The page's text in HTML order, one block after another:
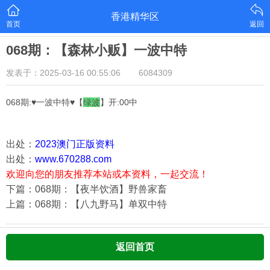
首页
香港精华区
返回
068期：【森林小贩】一波中特
发表于：2025-03-16 00:55:06 6084309
068期:♥一波中特♥【绿波】开:00中
出处： 2023澳门正版资料
出处： www.670288.com
欢迎向您的朋友推荐本站或本资料，一起交流！
下篇：068期：【夜半饮酒】野兽家畜
上篇：068期：【八九野马】单双中特
返回首页